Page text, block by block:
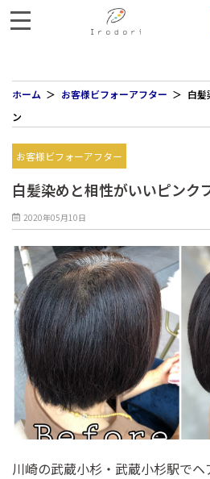
ホーム お客様ビフォーアフター
白髪
ン
お客様ビフォーアフター
白髪染めと相性がいいピンク
2020年05月10日
川崎の武蔵小杉・武蔵小杉駅で